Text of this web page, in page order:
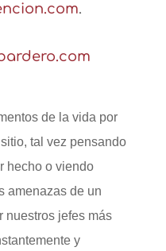
.
de la vida por
tal vez pensando
hecho o viendo
amenazas de un
nuestros jefes más
y